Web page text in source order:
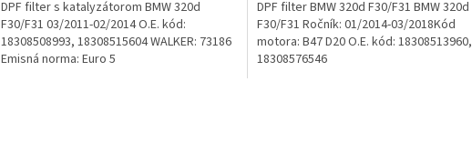
DPF filter s katalyzátorom BMW 320d
F30/F31 03/2011-02/2014 O.E. kód:
18308508993, 18308515604 WALKER: 73186
Emisná norma: Euro 5
DPF filter BMW 320d F30/F31 BMW 320d
F30/F31 Ročník: 01/2014-03/2018Kód
motora: B47 D20 O.E. kód: 18308513960,
18308576546